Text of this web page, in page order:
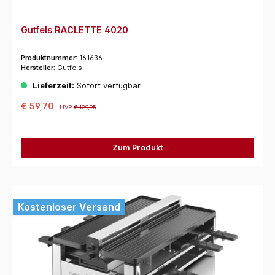
Gutfels RACLETTE 4020
Produktnummer: 161636
Hersteller: Gutfels
Lieferzeit: Sofort verfügbar
€ 59,70 UVP€ 129,95
Zum Produkt
Kostenloser Versand